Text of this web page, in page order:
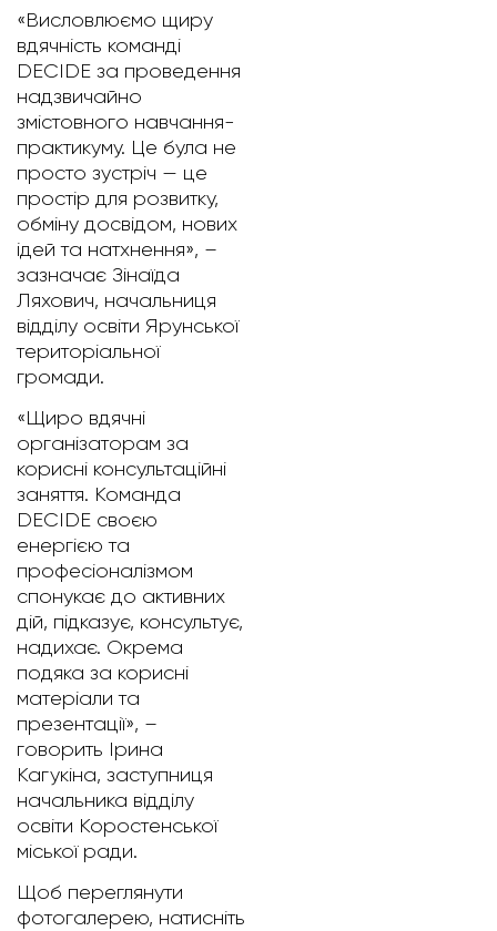
«Висловлюємо щиру
вдячність команді
DECIDE за проведення
надзвичайно
змістовного навчання-
практикуму. Це була не
просто зустріч — це
простір для розвитку,
обміну досвідом, нових
ідей та натхнення», –
зазначає Зінаїда
Ляхович, начальниця
відділу освіти Ярунської
територіальної
громади.
«Щиро вдячні
організаторам за
корисні консультаційні
заняття. Команда
DECIDE своєю
енергією та
професіоналізмом
спонукає до активних
дій, підказує, консультує,
надихає. Окрема
подяка за корисні
матеріали та
презентації», –
говорить Ірина
Кагукіна, заступниця
начальника відділу
освіти Коростенської
міської ради.
Щоб переглянути
фотогалерею, натисніть